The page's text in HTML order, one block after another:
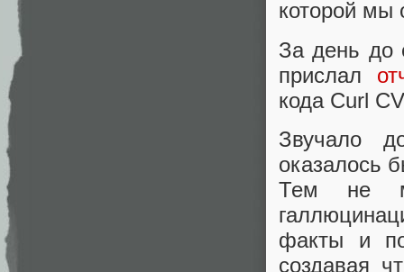
которой мы
За день до
прислал
кода Curl
Звучало
оказалось
Тем не
факты и
создавая